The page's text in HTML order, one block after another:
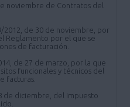
noviembre de Contratos del
2012, de 30 de noviembre, por
Reglamento por el que se
de facturación.
de 27 de marzo, por la que
funcionales y técnicos del
facturas.
de diciembre, del Impuesto